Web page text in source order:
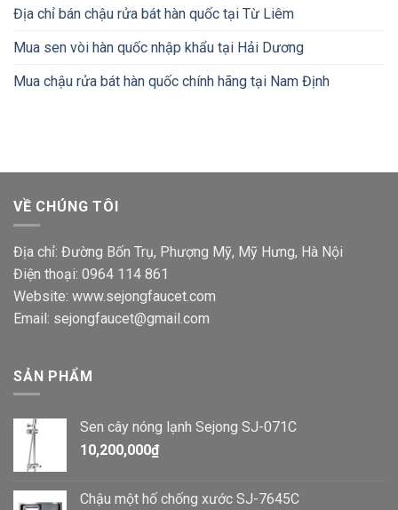
Địa chỉ bán chậu rửa bát hàn quốc tại Từ Liêm
Mua sen vòi hàn quốc nhập khẩu tại Hải Dương
Mua chậu rửa bát hàn quốc chính hãng tại Nam Định
VỀ CHÚNG TÔI
Địa chỉ: Đường Bốn Trụ, Phượng Mỹ, Mỹ Hưng, Hà Nội
Điện thoại: 0964 114 861
Website: www.sejongfaucet.com
Email: sejongfaucet@gmail.com
SẢN PHẨM
Sen cây nóng lạnh Sejong SJ-071C
10,200,000₫
Chậu một hố chống xước SJ-7645C